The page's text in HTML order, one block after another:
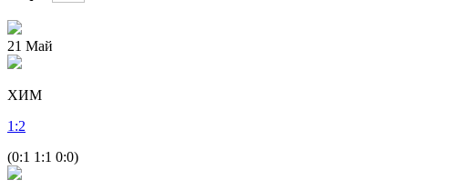
21 Май
ХИМ
1 :2
(0:1 1:1 0:0)